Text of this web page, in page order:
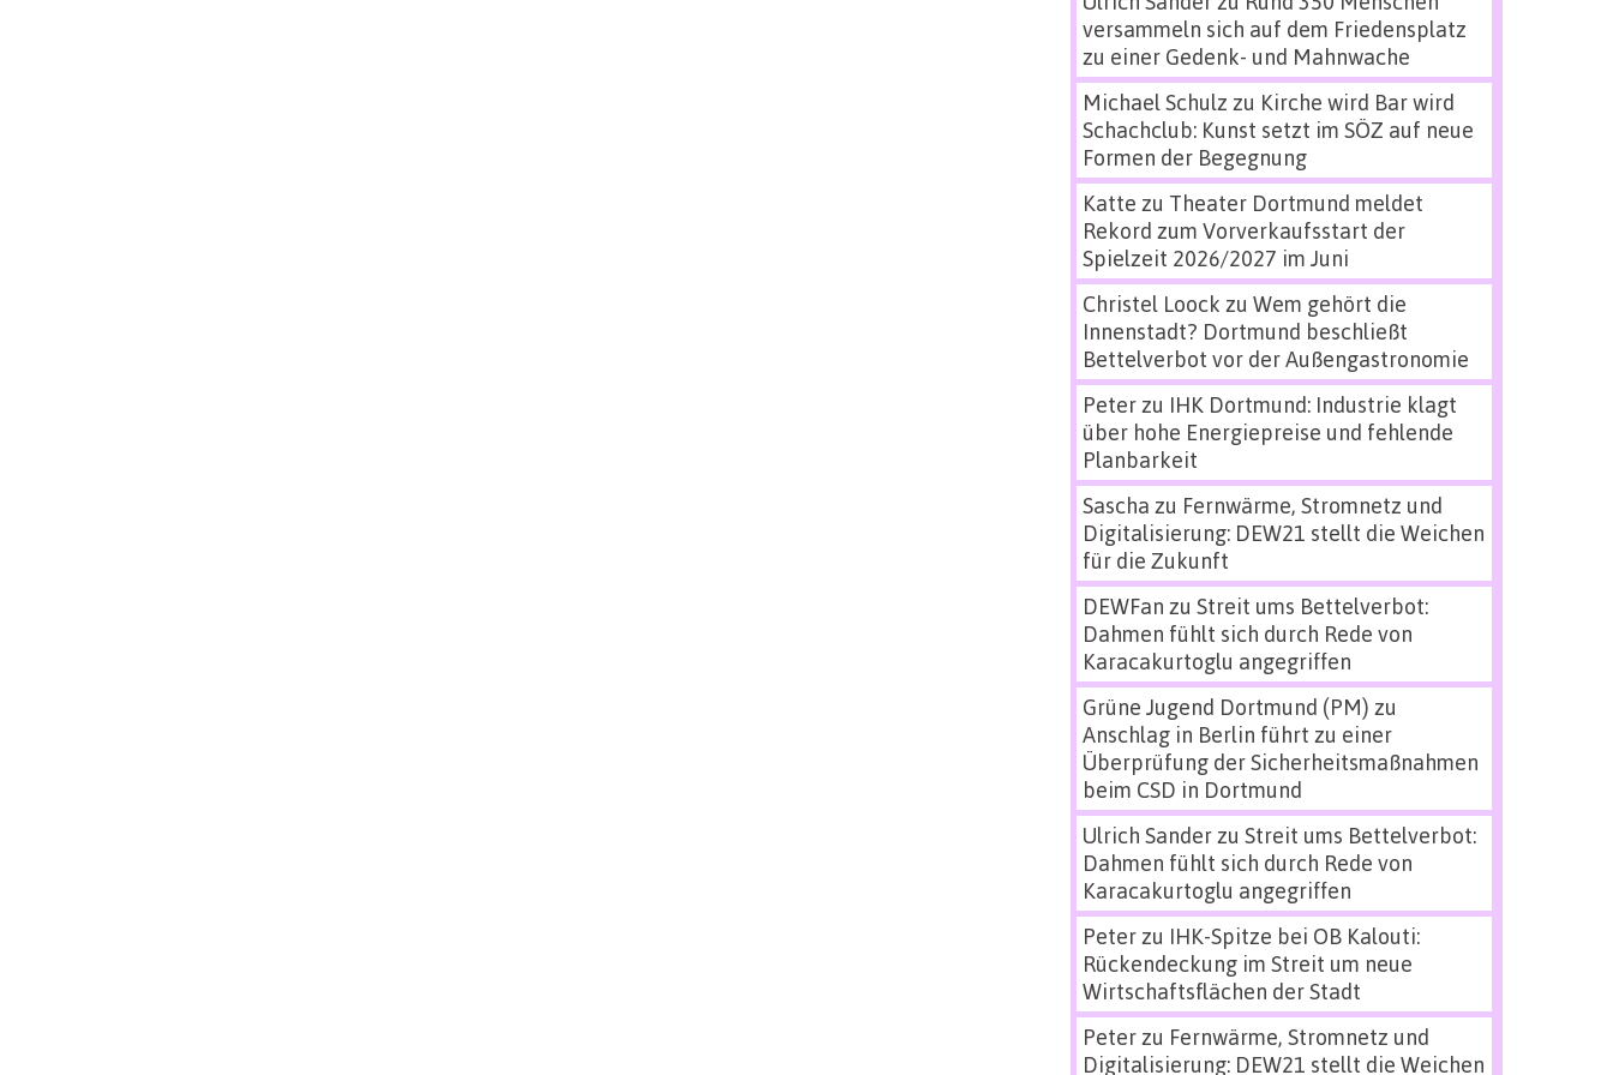
versammeln sich auf dem Friedensplatz
zu einer Gedenk- und Mahnwache
Michael Schulz zu Kirche wird Bar wird
Schachclub: Kunst setzt im SÖZ auf neue
Formen der Begegnung
Katte zu Theater Dortmund meldet
Rekord zum Vorverkaufsstart der
Spielzeit 2026/2027 im Juni
Christel Loock zu Wem gehört die
Innenstadt? Dortmund beschließt
Bettelverbot vor der Außengastronomie
Peterzu IHK Dortmund: Industrie klagt
über hohe Energiepreise und fehlende
Planbarkeit
Sascha zu Fernwärme, Stromnetz und
Digitalisierung: DEW21 stellt die Weichen
für die Zukunft
DEWFan zu Streit ums Bettelverbot:
Dahmen fühlt sich durch Rede von
Karacakurtoglu angegriffen
Grüne Jugend Dortmund (PM) zu
Anschlag in Berlin führt zu einer
Überprüfung der Sicherheitsmaßnahmen
beim CSD in Dortmund
Ulrich Sanderzu Streit ums Bettelverbot:
Dahmen fühlt sich durch Rede von
Karacakurtoglu angegriffen
Peterzu IHK-Spitze bei OB Kalouti:
Rückendeckung im Streit um neue
Wirtschaftsflächen der Stadt
Peterzu Fernwärme, Stromnetz und
Digitalisierung: DEW21 stellt die Weichen